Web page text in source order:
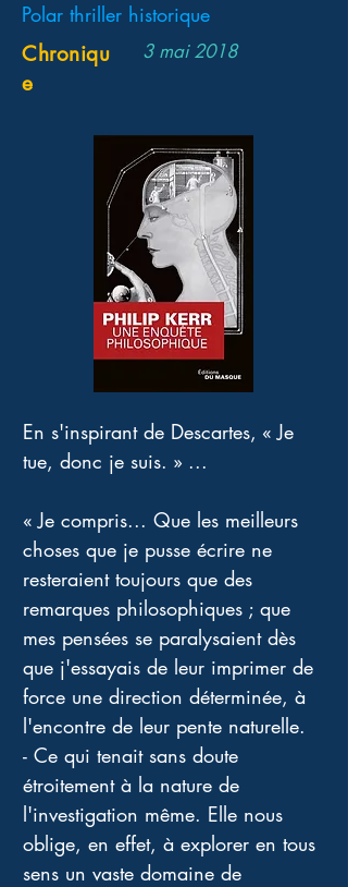
Polar thriller historique
Chroniqu
e
3 mai 2018
En s'inspirant de Descartes, « Je
tue, donc je suis. » ...
« Je compris... Que les meilleurs
choses que je pusse écrire ne
resteraient toujours que des
remarques philosophiques ; que
mes pensées se paralysaient dès
que j'essayais de leur imprimer de
force une direction déterminée, à
l'encontre de leur pente naturelle.
- Ce qui tenait sans doute
étroitement à la nature de
l'investigation même. Elle nous
oblige, en effet, à explorer en tous
sens un vaste domaine de